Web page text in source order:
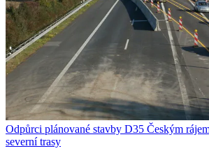
Odpůrci plánované stavby D35 Českým
severní trasy